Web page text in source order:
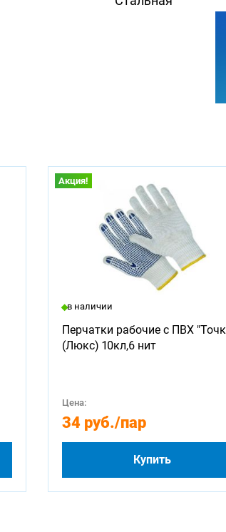
Акция!
в наличии
Перчатки рабочие с ПВХ
(Люкс) 10кл,6 нит
Цена:
34 руб./пар
Купить